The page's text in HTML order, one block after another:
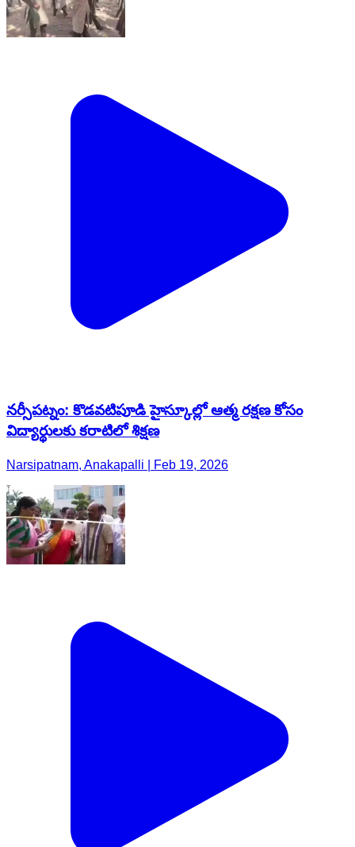
నర్సీపట్నం: కొడవటిపూడి హైస్కూల్లో ఆత్మ రక్షణ కోసం
విద్యార్థులకు కరాటిలో శిక్షణ
Narsipatnam, Anakapalli | Feb 19, 2026